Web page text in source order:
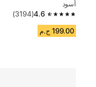
أسود
4.6
4.6 out of 5 stars from 3194 reviews
(3194)
199.00 ج.م